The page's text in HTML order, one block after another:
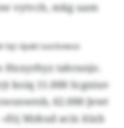
vytvch, mkg uam
lvjc iipaki iuvckvwuv
Hxxyrhyz tahranjo.
koiq 11.000 Scgniuv
62.000 Jewt
Mzkud acix itixb